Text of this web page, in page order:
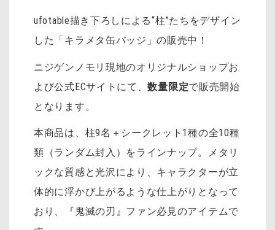
ufotable描き下ろしによる“柱”たちをデザイン
した「キラメタ缶バッジ」の販売中！
ニジゲンノモリ現地のオリジナルショップお
よび公式ECサイトにて、数量限定で販売開始
となります。
本商品は、柱9名＋シークレット1種の全10種
類（ランダム封入）をラインナップ。
メタリ
ックな質感と光沢により、キャラクターが立
体的に浮かび上がるような仕上がりとなって
おり、『鬼滅の刃』ファン必見のアイテムで